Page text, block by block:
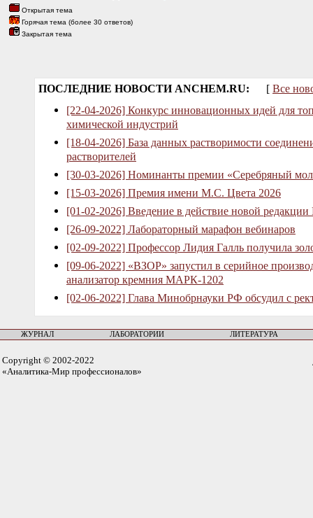
Открытая тема
Горячая тема (более 30 ответов)
Закрытая тема
ПОСЛЕДНИЕ НОВОСТИ ANCHEM.RU: [ Все
[22-04-2026] Конкурс инновационных идей для
химической индустрий
[18-04-2026] База данных растворимости
растворителей
[30-03-2026] Номинанты премии «Серебряный
[15-03-2026] Премия имени М.С. Цвета 2026
[01-02-2026] Введение в действие новой
[26-09-2022] Лабораторный марафон вебинаров
[02-09-2022] Профессор Лидия Галль получила
[09-06-2022] «ВЗОР» запустил в серийное
анализатор кремния МАРК-1202
[02-06-2022] Глава Минобрнауки РФ обсудил с
ЖУРНАЛ ЛАБОРАТОРИИ ЛИТЕРАТУРА
Copyright © 2002-2022
«Аналитика-Мир профессионалов»